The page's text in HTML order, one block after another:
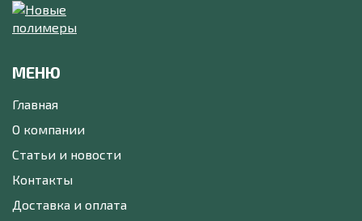
МЕНЮ
Главная
О компании
Статьи и новости
Контакты
Доставка и оплата